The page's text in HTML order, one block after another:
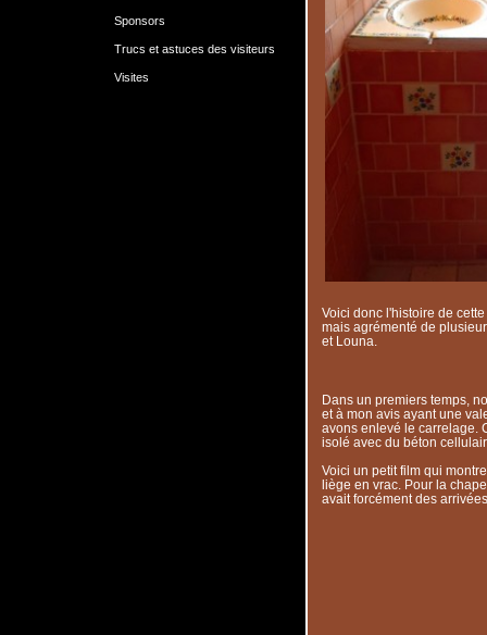
Sponsors
Trucs et astuces des visiteurs
Visites
Voici donc l'histoire de
mais agrémenté de
et Louna.
Dans un premiers temps,
et à mon avis ayant une
avons enlevé le carrelage.
isolé avec du béton
Voici un petit film qui
liège en vrac. Pour la
avait forcément des